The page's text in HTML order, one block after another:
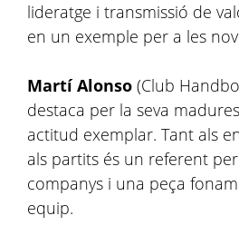
lideratge i transmissió de
en un exemple per a les
Martí Alonso (Club
destaca per la seva
actitud exemplar. Tant als
als partits és un referent
companys i una peça
equip.